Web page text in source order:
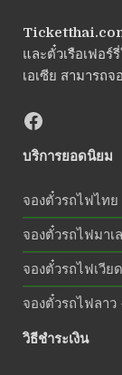
และตั๋วเรือเฟอร์
เอเซีย สามารถ
บริการยอดนิยม
จองตั๋วรถไฟไทย
จองตั๋วรถไฟมาเ
จองตั๋วรถไฟเวีย
จองตั๋วรถไฟลาว
วิธีชำระเงิน